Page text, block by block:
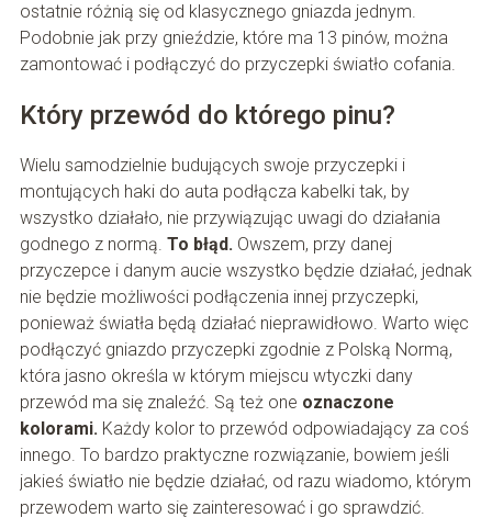
ostatnie różnią się od klasycznego gniazda jednym.
Podobnie jak przy gnieździe, które ma 13 pinów, można
zamontować i podłączyć do przyczepki światło cofania.
Który przewód do którego pinu?
Wielu samodzielnie budujących swoje przyczepki i
montujących haki do auta podłącza kabelki tak, by
wszystko działało, nie przywiązując uwagi do działania
godnego z normą. To błąd.Owszem, przy danej
przyczepce i danym aucie wszystko będzie działać, jednak
nie będzie możliwości podłączenia innej przyczepki,
ponieważ światła będą działać nieprawidłowo. Warto więc
podłączyć gniazdo przyczepki zgodnie z Polską Normą,
która jasno określa w którym miejscu wtyczki dany
przewód ma się znaleźć. Są też one oznaczone
kolorami.Każdy kolor to przewód odpowiadający za coś
innego. To bardzo praktyczne rozwiązanie, bowiem jeśli
jakieś światło nie będzie działać, od razu wiadomo, którym
przewodem warto się zainteresować i go sprawdzić.